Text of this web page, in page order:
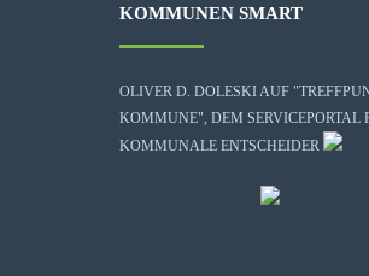
KOMMUNEN SMART
OLIVER D. DOLESKI AUF
KOMMUNE", DEM SERVICEPORTAL
KOMMUNALE ENTSCHEIDER